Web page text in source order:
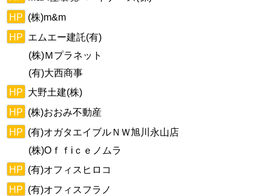
HP (株)m&m
HP エムエー建託(有)
(株)Ｍプラネット
(有)大西商事
HP 大野土建(株)
HP (株)おおみ不動産
HP (有)オガタエイブルＮＷ旭川永山店
(株)Oｆｆiｃｅノムラ
HP (有)オフィスヒロコ
HP (有)オフィスフラノ